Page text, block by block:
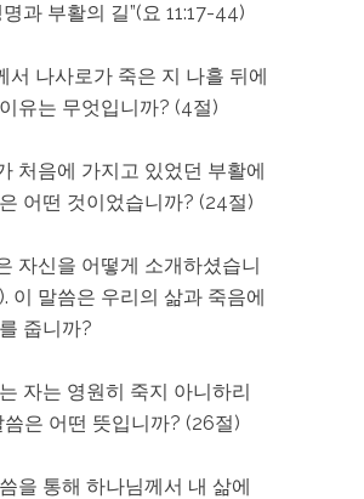
과 부활의 길”(요 11:17-44)
서 나사로가 죽은 지 나흘 뒤에
유는 무엇입니까? (4절)
처음에 가지고 있었던 부활에
어떤 것이었습니까? (24절)
자신을 어떻게 소개하셨습니
이 말씀은 우리의 삶과 죽음에
줍니까?
자는 영원히 죽지 아니하리
씀은 어떤 뜻입니까? (26절)
을 통해 하나님께서 내 삶에